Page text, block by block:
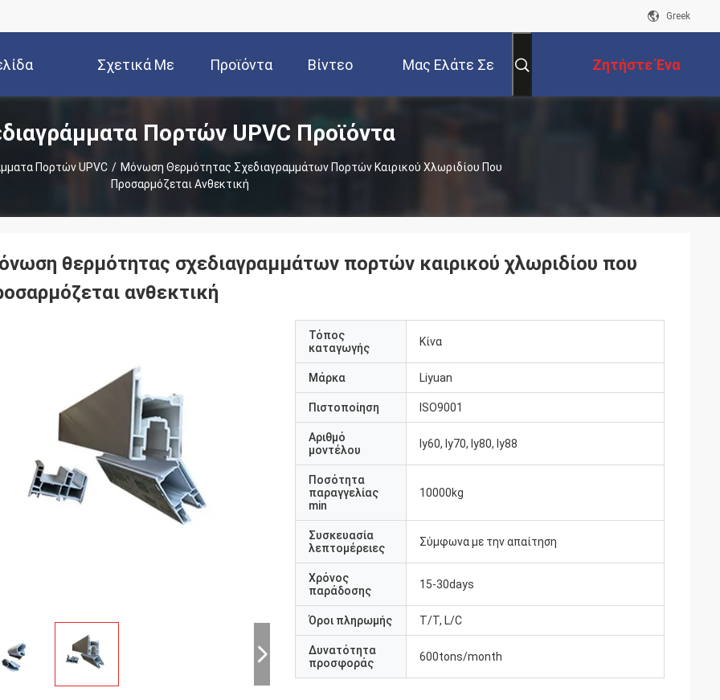
Greek
Σχετικά Με
Εμάς
Προϊόντα Βίντεο Μας Ελάτε Σε Ζητήστε Ένα
Απόσπασμα
Πορτών UPVC Προϊόντα
Πορτών UPVC / Μόνωση Θερμότητας Σχεδιαγραμμάτων Πορτών Καιρικού Χλωριδίου Που
Προσαρμόζεται Ανθεκτική
θερμότητας σχεδιαγραμμάτων πορτών καιρικού χλωριδίου που
ανθεκτική
Τόπος
καταγωγής
Κίνα
Μάρκα Liyuan
Πιστοποίηση ISO9001
Αριθμό
μοντέλου
ly60, ly70, ly80, ly88
Ποσότητα
παραγγελίας
min
10000kg
Συσκευασία
λεπτομέρειες
Σύμφωνα με την απαίτηση
Χρόνος
παράδοσης
15-30days
Όροι πληρωμής T/T, L/C
Δυνατότητα
προσφοράς
600tons/month